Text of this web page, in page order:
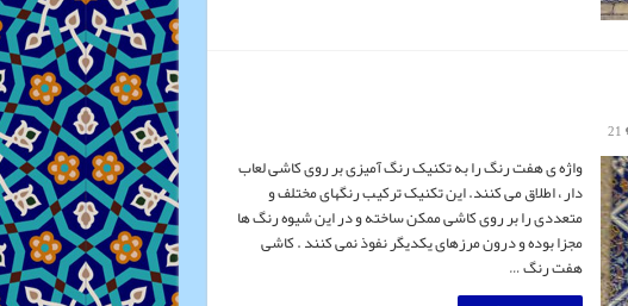
21
واژه ی هفت رنگ را به تکنیک رنگ آمیزی بر روی کاشی لعاب
دار ، اطلاق می کنند. این تکنیک ترکیب رنگهای مختلف و
متعددی را بر روی کاشی ممکن ساخته و در این شیوه رنگ ها
مجزا بوده و درون مرزهای یکدیگر نفوذ نمی کنند . کاشی
هفت رنگ …